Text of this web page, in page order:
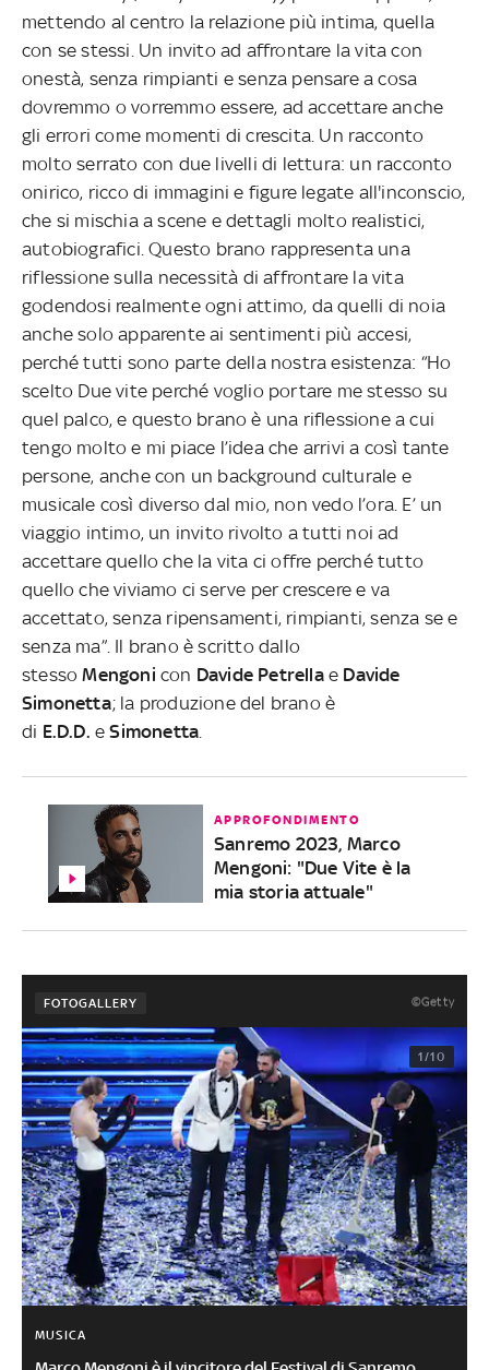
mettendo al centro la relazione più intima, quella
con se stessi. Un invito ad affrontare la vita con
onestà, senza rimpianti e senza pensare a cosa
dovremmo o vorremmo essere, ad accettare anche
gli errori come momenti di crescita. Un racconto
molto serrato con due livelli di lettura: un racconto
onirico, ricco di immagini e figure legate all'inconscio,
che si mischia a scene e dettagli molto realistici,
autobiografici. Questo brano rappresenta una
riflessione sulla necessità di affrontare la vita
godendosi realmente ogni attimo, da quelli di noia
anche solo apparente ai sentimenti più accesi,
perché tutti sono parte della nostra esistenza: “Ho
scelto Due vite perché voglio portare me stesso su
quel palco, e questo brano è una riflessione a cui
tengo molto e mi piace l’idea che arrivi a così tante
persone, anche con un background culturale e
musicale così diverso dal mio, non vedo l’ora. E’ un
viaggio intimo, un invito rivolto a tutti noi ad
accettare quello che la vita ci offre perché tutto
quello che viviamo ci serve per crescere e va
accettato, senza ripensamenti, rimpianti, senza se e
senza ma”. Il brano è scritto dallo
stessoMengonicon Davide Petrellae Davide
Simonetta; la produzione del brano è
di E.D.D. eSimonetta
APPROFONDIMENTO
Sanremo 2023, Marco
Mengoni: "Due Vite è la
mia storia attuale"
FOTOGALLERY ©Getty
1/10
MUSICA